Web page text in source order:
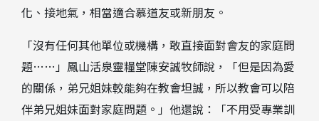
化、接地氣，相當適合慕道友或新朋友。
「沒有任何其他單位或機構，敢直接面對會友的家庭問
題……」鳳山活泉靈糧堂陳安誠牧師說，「但是因為愛
的關係，弟兄姐妹較能夠在教會坦誠，所以教會可以陪
伴弟兄姐妹面對家庭問題。」他還說：「不用受專業訓